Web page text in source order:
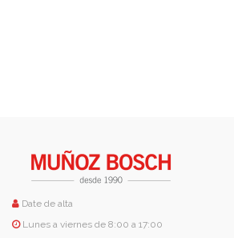
Date de alta
Lunes a viernes de 8:00 a 17:00